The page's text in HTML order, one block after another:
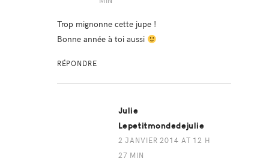
Trop mignonne cette jupe !
Bonne année à toi aussi
RÉPONDRE
Julie
Lepetitmondedejulie
2 JANVIER 2014 AT 12 H
27 MIN